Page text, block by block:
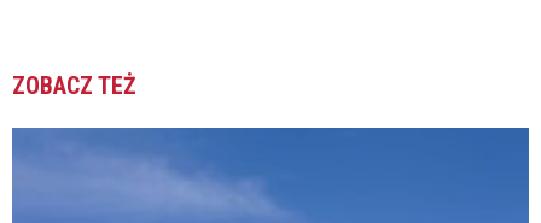
ZOBACZ TEŻ